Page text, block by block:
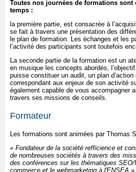
Toutes nos journées de formations sont
temps :
la première partie, est consacrée à
se fait à travers une présentation des
le plan de formation. Les échanges et les
l’activité des participants sont toutefois
La seconde partie de la formation est un
en musique les concepts abordés,
puisse constituer un audit, un plan
correspondant aux enjeux de son activité
également capable de vous accompagner
travers ses missions de conseils.
Formateur
Les formations sont animées par Thomas
« Fondateur de la société refficience et
de nombreuses sociétés à travers des
des conférences sur les thématiques
commerce et le webmarketing à l'ENSEA ».